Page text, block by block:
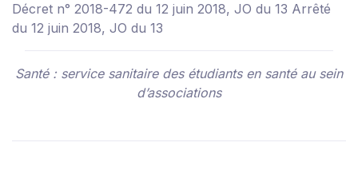
Décret n° 2018-472 du 12 juin 2018, JO du 13 Arrêté
du 12 juin 2018, JO du 13
Santé : service sanitaire des étudiants en santé au sein
d’associations